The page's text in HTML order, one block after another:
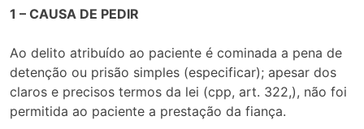
1 – CAUSA DE PEDIR
Ao delito atribuído ao paciente é cominada a pena de
detenção ou prisão simples (especificar); apesar dos
claros e precisos termos da lei (cpp, art. 322,), não foi
permitida ao paciente a prestação da fiança.